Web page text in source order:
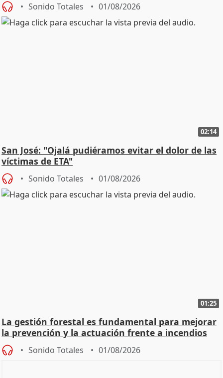
Sonido Totales 01/08/2026
02:14
San José: "Ojalá pudiéramos evitar el dolor de las
víctimas de ETA"
Sonido Totales 01/08/2026
01:25
La gestión forestal es fundamental para mejorar
la prevención y la actuación frente a incendios
Sonido Totales 01/08/2026